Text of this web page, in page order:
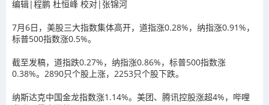
编辑|程鹏 杜恒峰 校对| 张锦河
7月6日， 美股三大指数集体高开，道指涨0.28%，纳指涨0.91%，
标普500指数涨0.5%。
截至发稿， 道指跌0.27%，纳指涨0.86%， 标普500指数涨
0.38%。 2890只个股上涨，2253只个股下跌。
纳斯达克中国金龙指数涨1.14%。美团、腾讯控股涨超4%， 哔哩